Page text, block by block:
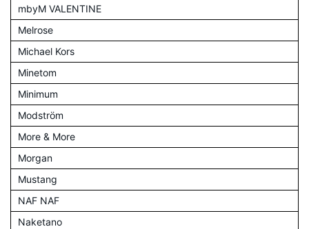
mbyM VALENTINE
Melrose
Michael Kors
Minetom
Minimum
Modström
More & More
Morgan
Mustang
NAF NAF
Naketano